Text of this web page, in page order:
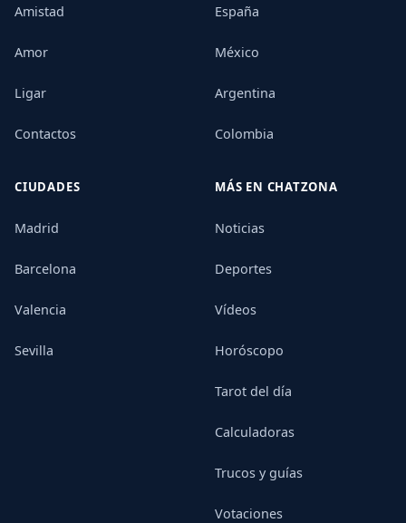
Amistad
Amor
Ligar
Contactos
España
México
Argentina
Colombia
CIUDADES
Madrid
Barcelona
Valencia
Sevilla
MÁS EN CHATZONA
Noticias
Deportes
Vídeos
Horóscopo
Tarot del día
Calculadoras
Trucos y guías
Votaciones